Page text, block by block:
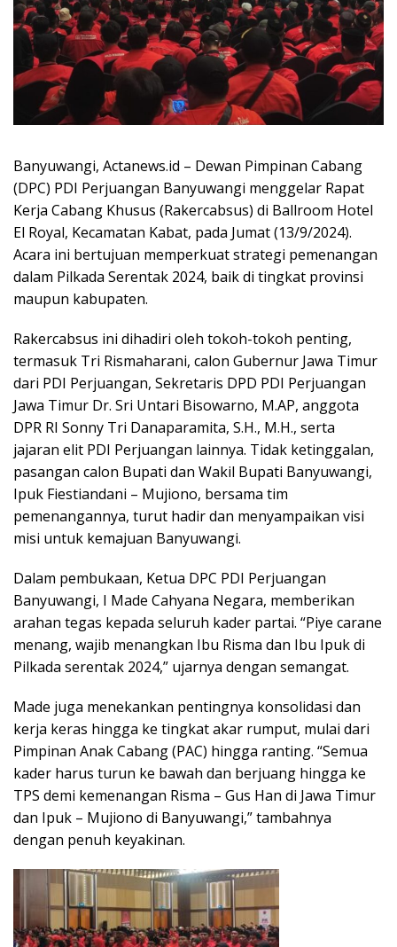
Banyuwangi, Actanews.id – Dewan Pimpinan Cabang
(DPC) PDI Perjuangan Banyuwangi menggelar Rapat
Kerja Cabang Khusus (Rakercabsus) di Ballroom Hotel
El Royal, Kecamatan Kabat, pada Jumat (13/9/2024).
Acara ini bertujuan memperkuat strategi pemenangan
dalam Pilkada Serentak 2024, baik di tingkat provinsi
maupun kabupaten.
Rakercabsus ini dihadiri oleh tokoh-tokoh penting,
termasuk Tri Rismaharani, calon Gubernur Jawa Timur
dari PDI Perjuangan, Sekretaris DPD PDI Perjuangan
Jawa Timur Dr. Sri Untari Bisowarno, M.AP, anggota
DPR RI Sonny Tri Danaparamita, S.H., M.H., serta
jajaran elit PDI Perjuangan lainnya. Tidak ketinggalan,
pasangan calon Bupati dan Wakil Bupati Banyuwangi,
Ipuk Fiestiandani – Mujiono, bersama tim
pemenangannya, turut hadir dan menyampaikan visi
misi untuk kemajuan Banyuwangi.
Dalam pembukaan, Ketua DPC PDI Perjuangan
Banyuwangi, I Made Cahyana Negara, memberikan
arahan tegas kepada seluruh kader partai. “Piye carane
menang, wajib menangkan Ibu Risma dan Ibu Ipuk di
Pilkada serentak 2024,” ujarnya dengan semangat.
Made juga menekankan pentingnya konsolidasi dan
kerja keras hingga ke tingkat akar rumput, mulai dari
Pimpinan Anak Cabang (PAC) hingga ranting. “Semua
kader harus turun ke bawah dan berjuang hingga ke
TPS demi kemenangan Risma – Gus Han di Jawa Timur
dan Ipuk – Mujiono di Banyuwangi,” tambahnya
dengan penuh keyakinan.